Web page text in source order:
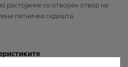
растојание со отворен отвор на
патнички седишта.